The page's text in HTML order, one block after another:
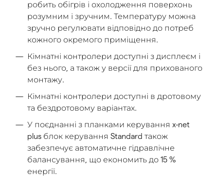
робить обігрів і охолодження поверхонь
розумним і зручним. Температуру можна
зручно регулювати відповідно до потреб
кожного окремого приміщення.
Кімнатні контролери доступні з дисплеєм і
без нього, а також у версії для прихованого
монтажу.
Кімнатні контролери доступні в дротовому
та бездротовому варіантах.
У поєднанні з планками керування x-net
plus блок керування Standard також
забезпечує автоматичне гідравлічне
балансування, що економить до 15 %
енергії.